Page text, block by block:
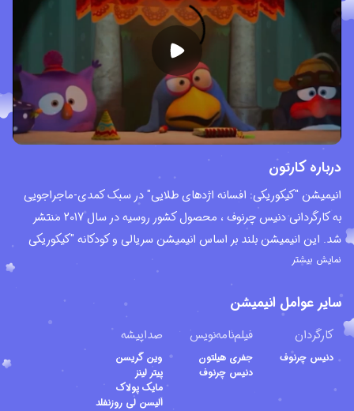
درباره کارتون
انیمیشن "کیکوریکی: افسانه اژدهای طلایی" در سبک کمدی-ماجراجویی
به کارگردانی دنیس چرنوف ، محصول کشور روسیه در سال 2017 منتشر
شد. این انیمیشن بلند بر اساس انیمیشن سریالی و کودکانه "کیکوریکی
کامپیوتری Computer Animation Studio تولید و توسط کمپانی بین
المللی یونیورسال پیکچرز Universal Pictures International در کشور
بریتانیا منتشر و پخش شد. انیمیشن کیکوریکی: افسانه اژدهای طلایی در
سال 2017 ، موفق به دریافت جایزه ایکار برای کارگردان و تهیه کندگان این
نمایش بیشتر
سایر عوامل انیمیشن
کارگردان
دنیس چرنوف
فیلم‌نامه‌نویس
جفری هیلتون
دنیس چرنوف
صداپیشه
وین گریسن
پیتر لینز
مایک پولاک
اَلیسن لی روزنفلد